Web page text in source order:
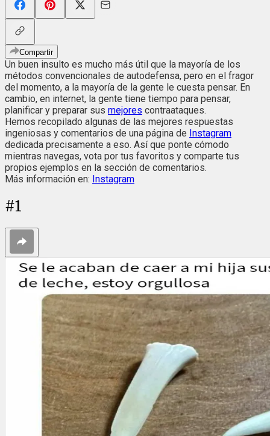
Compartir
Un buen insulto es mucho más útil que la mayoría de los
métodos convencionales de autodefensa, pero en el fragor
del momento, a la mayoría de la gente le cuesta pensar. En
cambio, en internet, la gente tiene tiempo para pensar,
planificar y preparar sus mejores contraataques.
Hemos recopilado algunas de las mejores respuestas
ingeniosas y comentarios de una página de Instagram
dedicada precisamente a eso. Así que ponte cómodo
mientras navegas, vota por tus favoritos y comparte tus
propios ejemplos en la sección de comentarios.
Más información en: Instagram
#1